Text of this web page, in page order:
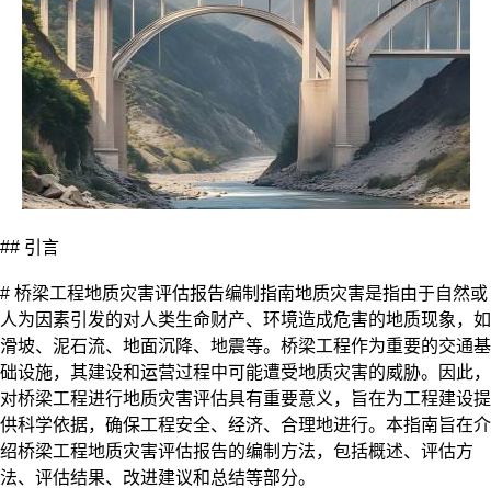
## 引言
# 桥梁工程地质灾害评估报告编制指南地质灾害是指由于自然或
人为因素引发的对人类生命财产、环境造成危害的地质现象，如
滑坡、泥石流、地面沉降、地震等。桥梁工程作为重要的交通基
础设施，其建设和运营过程中可能遭受地质灾害的威胁。因此，
对桥梁工程进行地质灾害评估具有重要意义，旨在为工程建设提
供科学依据，确保工程安全、经济、合理地进行。本指南旨在介
绍桥梁工程地质灾害评估报告的编制方法，包括概述、评估方
法、评估结果、改进建议和总结等部分。